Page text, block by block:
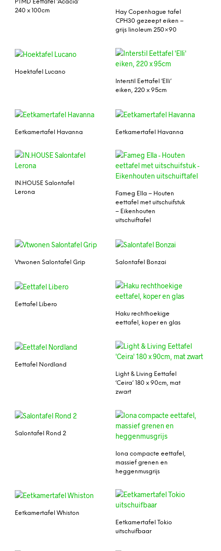
PTMD Eettafel ‘Acacia’
240 x 100cm
Hay Copenhague tafel
CPH30 gezeept eiken –
grijs linoleum 250×90
Hoektafel Lucano
Interstil Eettafel ‘Elli’
eiken, 220 x 95cm
Eetkamertafel Havanna Eetkamertafel Havanna
IN.HOUSE Salontafel
Lerona
Fameg Ella – Houten
eettafel met uitschuifstuk
– Eikenhouten
uitschuiftafel
Vtwonen Salontafel Grip Salontafel Bonzai
Eettafel Libero
Haku rechthoekige
eettafel, koper en glas
Eettafel Nordland
Light & Living Eettafel
‘Ceira’ 180 x 90cm, mat
zwart
Salontafel Rond 2
Iona compacte eettafel,
massief grenen en
heggenmusgrijs
Eetkamertafel Whiston
Eetkamertafel Tokio
uitschuifbaar